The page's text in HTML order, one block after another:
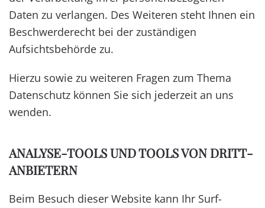
Daten zu verlangen. Des Weiteren steht Ihnen ein
Beschwerderecht bei der zuständigen
Aufsichtsbehörde zu.
Hierzu sowie zu weiteren Fragen zum Thema
Datenschutz können Sie sich jederzeit an uns
wenden.
ANALYSE-TOOLS UND TOOLS VON DRITT­
ANBIETERN
Beim Besuch dieser Website kann Ihr Surf-